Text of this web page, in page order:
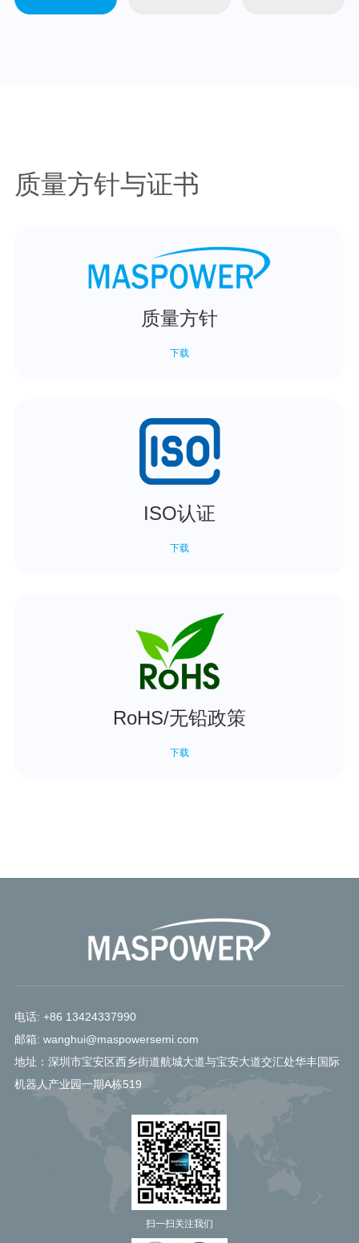
质量方针与证书
质量方针
下载
ISO认证
下载
RoHS/无铅政策
下载
电话: +86 13424337990
邮箱: wanghui@maspowersemi.com
地址：深圳市宝安区西乡街道航城大道与宝安大道交汇处华丰国际
机器人产业园一期A栋519
扫一扫关注我们